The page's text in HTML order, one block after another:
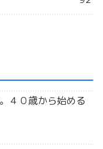
４０歳から始める